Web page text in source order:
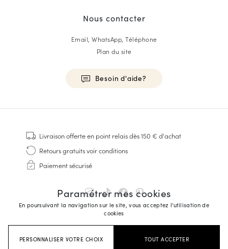
Paramétrer mes cookies
En poursuivant la navigation sur le site, vous acceptez l'utilisation de
cookies
PERSONNALISER VOTRE CHOIX TOUT ACCEPTER
Nous contacter
Email, WhatsApp, Téléphone
Plan du site
Besoin d'aide?
Baskets
Cousu Goodyear
Derbies & Richelieu
Richelieus Homme
Sandales & Espadrilles
Sacoches Business
Livraison offerteen point relais dès 150 € d'achat
Retours gratuitsvoir conditions
Paiement sécurisé